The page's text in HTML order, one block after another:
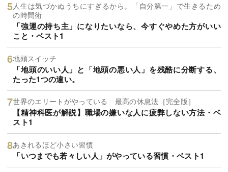
人生は気づかぬうちにすぎるから。「自分第一」で生きるため
の時間術
「強運の持ち主」になりたいなら、今すぐやめた方がいい
こと・ベスト1
地頭スイッチ
「地頭のいい人」と「地頭の悪い人」を残酷に分断する、
たった1つの違い。
世界のエリートがやっている 最高の休息法［完全版］
【精神科医が解説】職場の嫌いな人に疲弊しない方法・ベ
スト1
あきれるほど小さい習慣
「いつまでも若々しい人」がやっている習慣・ベスト1